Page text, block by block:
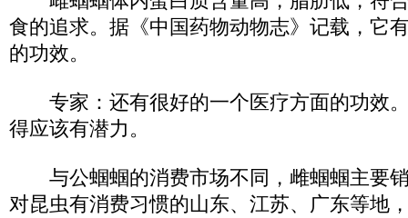
食的追求。据《中国药物动物志》记载，它
的功效。
专家：还有很好的一个医疗方面的功效
得应该有潜力。
与公蝈蝈的消费市场不同，雌蝈蝈主要
对昆虫有消费习惯的山东、江苏、广东等地